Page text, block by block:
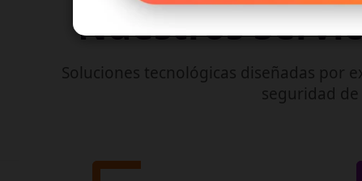
Nuestros
Soluciones tecnológicas diseñadas por
seguridad